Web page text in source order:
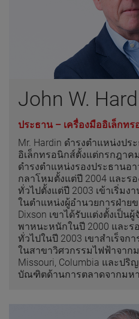
John W.
ประธาน – เครื่องมืออิเล็กท
Mr. Hardin ดำรงตำแหน่งปร
อิเล็กทรอนิกส์ตั้งแต่กรกฎาค
ดำรงตำแหน่งรองประธานอา
กลาโหมตั้งแต่ปี 2004 และร
ทั่วไปตั้งแต่ปี 2003 เข้าเริ่มง
ในตำแหน่งผู้อำนวยการฝ่าย
Dixson เขาได้รับแต่งตั้งเป็น
พาหนะหนักในปี 2000 และร
ทั่วไปในปี 2003 เขาสำเร็จ
ในสาขาวิศวกรรมไฟฟ้าจาก
Missouri, Columbia และป
บัณฑิตด้านการตลาดจากมหา